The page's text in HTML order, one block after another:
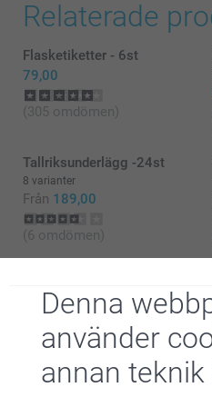
Denna
använder
annan teknik
Relaterade
Flasketiketter - 6st
79,00
(305 omdömen)
Tallriksunderlägg -24st
8 varianter
Från 189,00
(6 omdömen)
Varför